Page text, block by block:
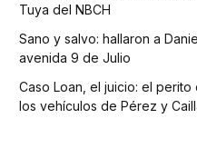
Tuya del NBCH
Sano y salvo: hallaron a
avenida 9 de Julio
Caso Loan, el juicio: el
los vehículos de Pérez y